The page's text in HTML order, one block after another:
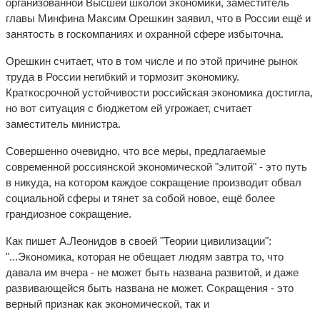
главы Минфина Максим Орешкин заявил, что в России ещё и
занятость в госкомпаниях и охранной сфере избыточна.
Орешкин считает, что в том числе и по этой причине рынок
труда в России негибкий и тормозит экономику.
Краткосрочной устойчивости российская экономика достигла,
но вот ситуация с бюджетом ей угрожает, считает
заместитель министра.
Совершенно очевидно, что все меры, предлагаемые
современной россиянской экономической "элитой" - это путь
в никуда, на котором каждое сокращение производит обвал
социальной сферы и тянет за собой новое, ещё более
грандиозное сокращение.
Как пишет А.Леонидов в своей "Теории цивилизации":
"...Экономика, которая не обещает людям завтра то, что
давала им вчера - не может быть названа развитой, и даже
развивающейся быть названа не может. Сокращения - это
верный признак как экономической, так и